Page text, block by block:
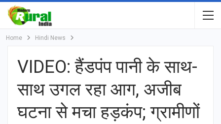
Home Hindi News
VIDEO: हैंडपंप पानी के साथ-
साथ उगल रहा आग, अजीब
घटना से मचा हड़कंप; ग्रामीणों